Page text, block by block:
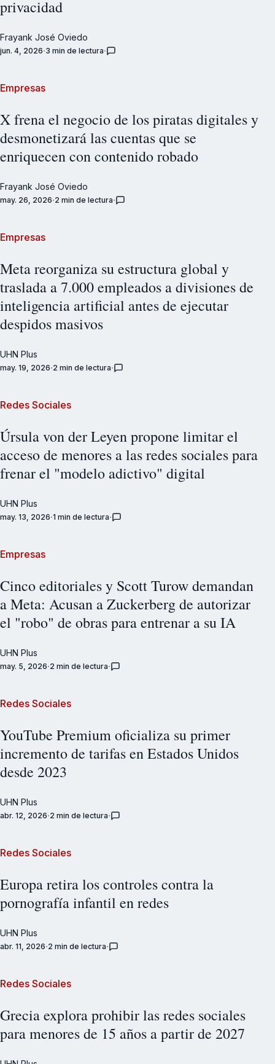
privacidad
Frayank José Oviedo
jun. 4, 2026 3 min de lectura
Empresas
X frena el negocio de los piratas digitales y
desmonetizará las cuentas que se
enriquecen con contenido robado
Frayank José Oviedo
may. 26, 2026 2 min de lectura
Empresas
Meta reorganiza su estructura global y
traslada a 7.000 empleados a divisiones de
inteligencia artificial antes de ejecutar
despidos masivos
UHN Plus
may. 19, 2026 2 min de lectura
Redes Sociales
Úrsula von der Leyen propone limitar el
acceso de menores a las redes sociales para
frenar el "modelo adictivo" digital
UHN Plus
may. 13, 2026 1 min de lectura
Empresas
Cinco editoriales y Scott Turow demandan
a Meta: Acusan a Zuckerberg de autorizar
el "robo" de obras para entrenar a su IA
UHN Plus
may. 5, 2026 2 min de lectura
Redes Sociales
YouTube Premium oficializa su primer
incremento de tarifas en Estados Unidos
desde 2023
UHN Plus
abr. 12, 2026 2 min de lectura
Redes Sociales
Europa retira los controles contra la
pornografía infantil en redes
UHN Plus
abr. 11, 2026 2 min de lectura
Redes Sociales
Grecia explora prohibir las redes sociales
para menores de 15 años a partir de 2027